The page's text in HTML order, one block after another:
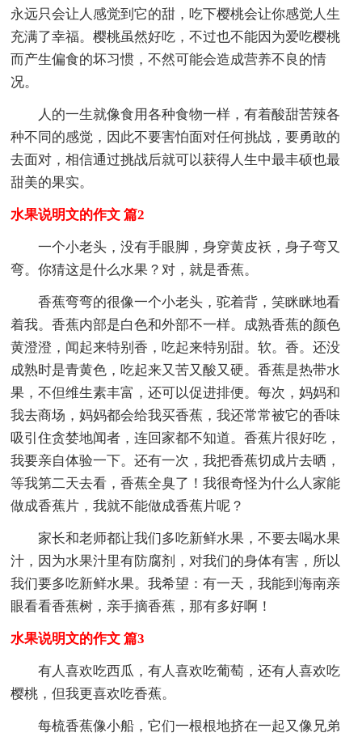
永远只会让人感觉到它的甜，吃下樱桃会让你感觉人生
充满了幸福。樱桃虽然好吃，不过也不能因为爱吃樱桃
而产生偏食的坏习惯，不然可能会造成营养不良的情
况。
人的一生就像食用各种食物一样，有着酸甜苦辣各
种不同的感觉，因此不要害怕面对任何挑战，要勇敢的
去面对，相信通过挑战后就可以获得人生中最丰硕也最
甜美的果实。
水果说明文的作文 篇2
一个小老头，没有手眼脚，身穿黄皮袄，身子弯又
弯。你猜这是什么水果？对，就是香蕉。
香蕉弯弯的很像一个小老头，驼着背，笑眯眯地看
着我。香蕉内部是白色和外部不一样。成熟香蕉的颜色
黄澄澄，闻起来特别香，吃起来特别甜。软。香。还没
成熟时是青黄色，吃起来又苦又酸又硬。香蕉是热带水
果，不但维生素丰富，还可以促进排便。每次，妈妈和
我去商场，妈妈都会给我买香蕉，我还常常被它的香味
吸引住贪婪地闻者，连回家都不知道。香蕉片很好吃，
我要亲自体验一下。还有一次，我把香蕉切成片去晒，
等我第二天去看，香蕉全臭了！我很奇怪为什么人家能
做成香蕉片，我就不能做成香蕉片呢？
家长和老师都让我们多吃新鲜水果，不要去喝水果
汁，因为水果汁里有防腐剂，对我们的身体有害，所以
我们要多吃新鲜水果。我希望：有一天，我能到海南亲
眼看看香蕉树，亲手摘香蕉，那有多好啊！
水果说明文的作文 篇3
有人喜欢吃西瓜，有人喜欢吃葡萄，还有人喜欢吃
樱桃，但我更喜欢吃香蕉。
每梳香蕉像小船，它们一根根地挤在一起又像兄弟